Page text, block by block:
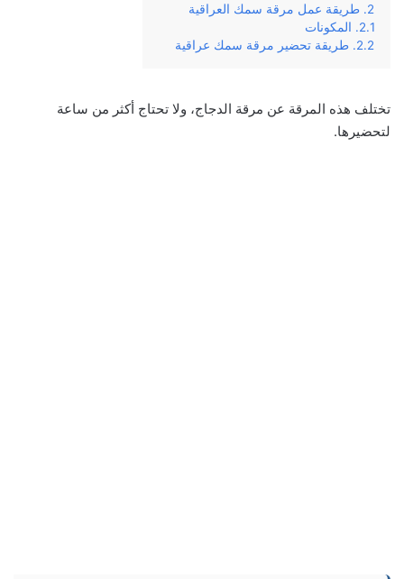
طريقة عمل مرقة سمك العراقية
المكونات
طريقة تحضير مرقة سمك عراقية
تختلف هذه المرقة عن مرقة الدجاج، ولا تحتاج أكثر من ساعة
لتحضيرها.